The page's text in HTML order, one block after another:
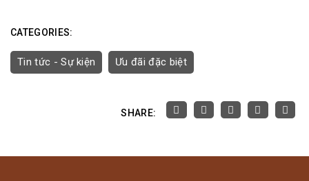
CATEGORIES:
Tin tức - Sự kiện Ưu đãi đặc biệt
SHARE: